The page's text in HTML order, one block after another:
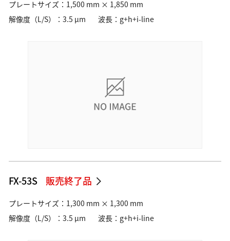
プレートサイズ：1,500 mm × 1,850 mm
解像度（L/S）：3.5 µm
波長：g+h+i-line
FX-53S 販売終了品
プレートサイズ：1,300 mm × 1,300 mm
解像度（L/S）：3.5 µm
波長：g+h+i-line